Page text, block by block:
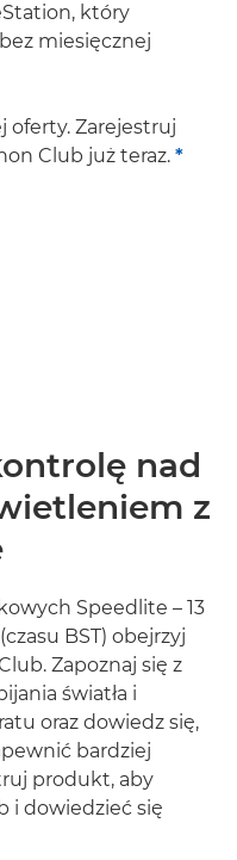
który
miesięcznej
oferty. Zarejestruj
Club już teraz. *
nad
z
Speedlite – 13
BST) obejrzyj
Zapoznaj się z
światła i
oraz dowiedz się,
bardziej
produkt, aby
i dowiedzieć się